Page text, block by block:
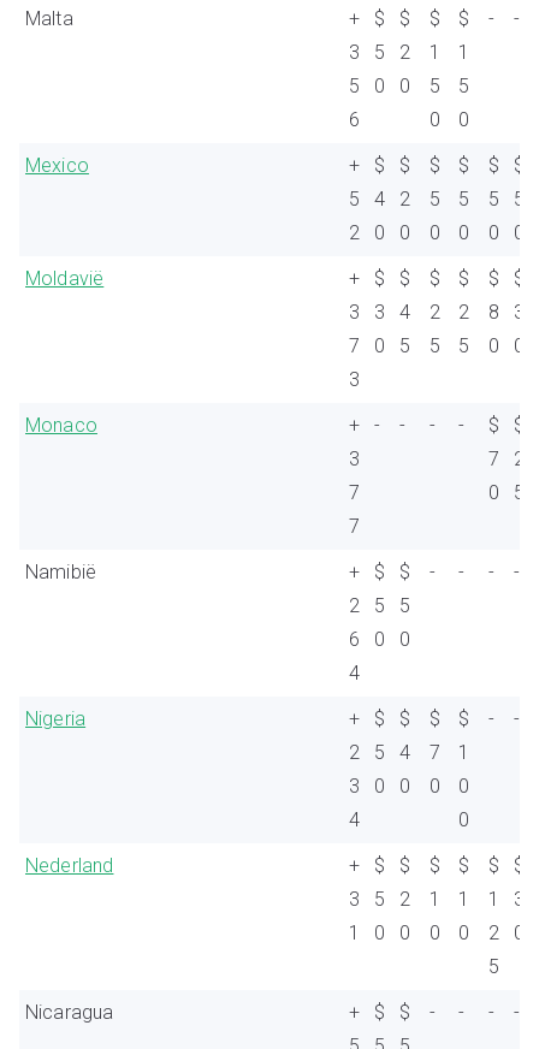
Malta
+
3
5
6
$
5
0
$
2
0
$
1
5
0
$
1
5
0
- -
Mexico
+
5
2
$
4
0
$
2
0
$
5
0
$
5
0
$
5
0
$
5
0
Moldavië
+
3
7
3
$
3
0
$
4
5
$
2
5
$
2
5
$
8
0
$
3
0
Monaco
+
3
7
7
- - - -
$
7
0
$
2
5
Namibië
+
2
6
4
$
5
0
$
5
0
- - - -
Nigeria
+
2
3
4
$
5
0
$
4
0
$
7
0
$
1
0
0
- -
Nederland
+
3
1
$
5
0
$
2
0
$
1
0
$
1
0
$
1
2
5
$
3
0
Nicaragua
+
$
$
- - - -